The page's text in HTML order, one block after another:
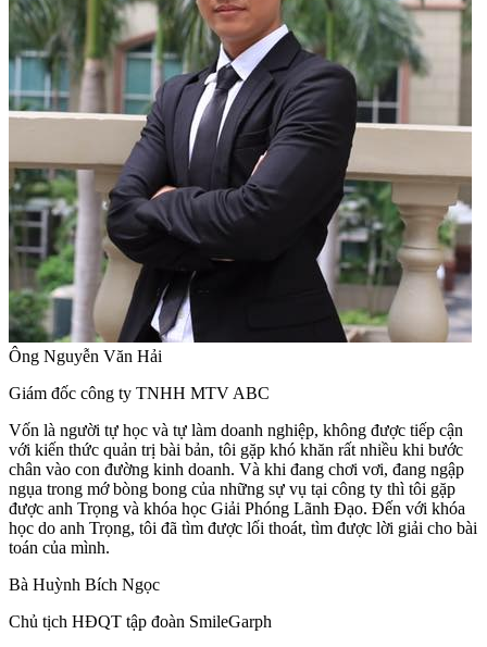
Ông Nguyễn Văn Hải
Giám đốc công ty TNHH MTV ABC
Vốn là người tự học và tự làm doanh nghiệp, không được tiếp cận
với kiến thức quản trị bài bản, tôi gặp khó khăn rất nhiều khi bước
chân vào con đường kinh doanh. Và khi đang chơi vơi, đang ngập
ngụa trong mớ bòng bong của những sự vụ tại công ty thì tôi gặp
được anh Trọng và khóa học Giải Phóng Lãnh Đạo. Đến với khóa
học do anh Trọng, tôi đã tìm được lối thoát, tìm được lời giải cho bài
toán của mình.
Bà Huỳnh Bích Ngọc
Chủ tịch HĐQT tập đoàn SmileGarph